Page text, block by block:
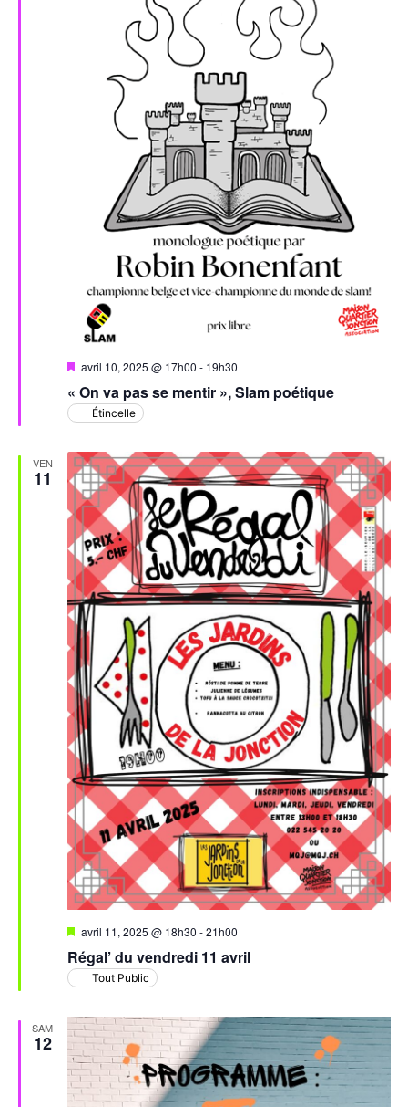
« On va pas se mentir », Slam poétique
Mis
avant
avril 10, 2025 @ 17h00 - 19h30
Étincelle
VEN
11
Régal’ du vendredi 11 avril
Mis
avant
avril 11, 2025 @ 18h30 -21h00
Tout Public
SAM
12